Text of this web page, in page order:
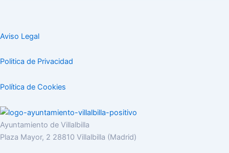
Aviso Legal
Politica de Privacidad
Política de Cookies
Ayuntamiento de Villalbilla
Plaza Mayor, 2 28810 Villalbilla (Madrid)